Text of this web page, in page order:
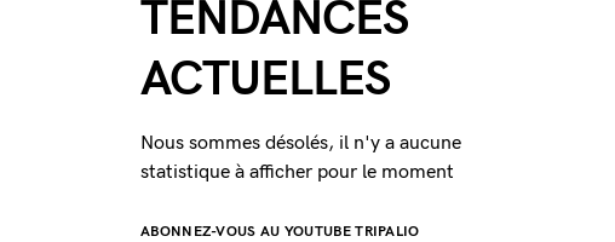
TENDANCES
ACTUELLES
Nous sommes désolés, il n'y a aucune
statistique à afficher pour le moment
ABONNEZ-VOUS AU YOUTUBE TRIPALIO